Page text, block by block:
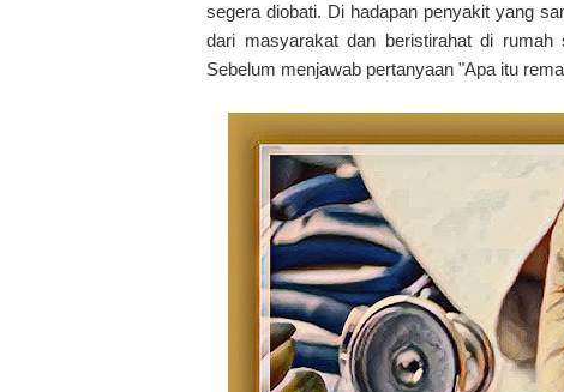
segera diobati. Di hadapan penyakit yang
dari masyarakat dan beristirahat di rumah
Sebelum menjawab pertanyaan "Apa itu